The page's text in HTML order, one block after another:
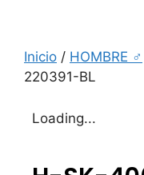
Inicio / HOMBRE ♂
220391-BL
Loading...